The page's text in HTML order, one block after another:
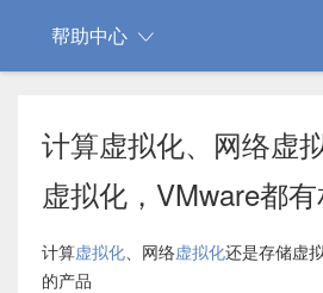
帮助中心
计算虚拟化、网络虚
虚拟化，VMware都
计算虚拟化、网络虚拟化还是存储虚
的产品